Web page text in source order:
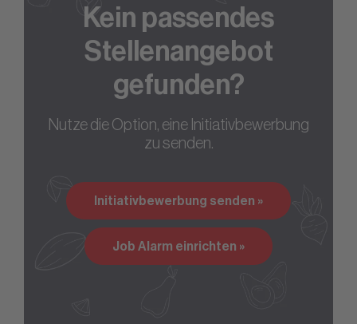
Kein passendes
Stellenangebot
gefunden?
Nutze die Option, eine Initiativbewerbung
zu senden.
Initiativbewerbung senden »
Job Alarm einrichten »